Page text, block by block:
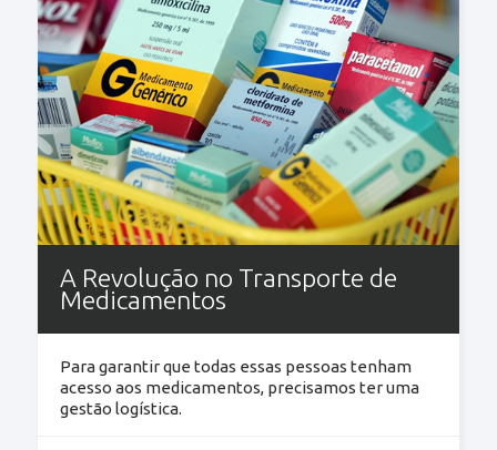
A Revolução no Transporte de
Medicamentos
Para garantir que todas essas pessoas tenham
acesso aos medicamentos, precisamos ter uma
gestão logística.